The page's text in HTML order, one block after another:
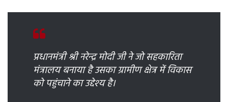
प्रधानमंत्री श्री नरेन्द्र मोदी जी ने जो सहकारिता
मंत्रालय बनाया है उसका ग्रामीण क्षेत्र में विकास
को पहुंचाने का उद्देश्य है।